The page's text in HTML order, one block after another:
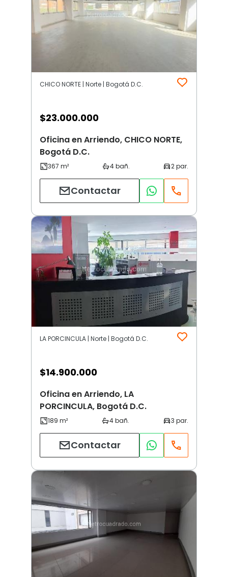
CHICO NORTE | Norte | Bogotá D.C.
$23.000.000
Oficina en Arriendo, CHICO NORTE,
Bogotá D.C.
Contactar
LA PORCINCULA | Norte | Bogotá D.C.
$14.900.000
Oficina en Arriendo, LA
PORCINCULA, Bogotá D.C.
Contactar